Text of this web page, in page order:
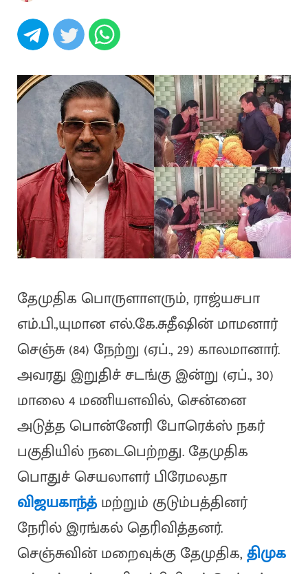
தேமுதிக பொருளாளரும், ராஜ்யசபா
எம்.பி.,யுமான எல்.கே.சுதீஷின் மாமனார்
செஞ்சு (84) நேற்று (ஏப்., 29) காலமானார்.
அவரது இறுதிச் சடங்கு இன்று (ஏப்., 30)
மாலை 4 மணியளவில், சென்னை
அடுத்த பொன்னேரி போரெக்ஸ் நகர்
பகுதியில் நடைபெற்றது. தேமுதிக
பொதுச் செயலாளர் பிரேமலதா
விஜயகாந்த்மற்றும் குடும்பத்தினர்
நேரில் இரங்கல் தெரிவித்தனர்.
செஞ்சுவின் மறைவுக்கு தேமுதிக,திமுக